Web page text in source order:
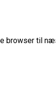
browser til